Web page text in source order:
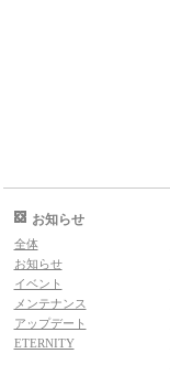
お知らせ
全体
お知らせ
イベント
メンテナンス
アップデート
ETERNITY